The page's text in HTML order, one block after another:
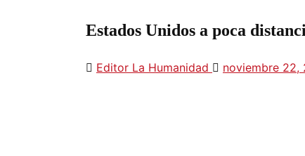
Estados Unidos a poca
Editor La Humanidad noviembre 22,